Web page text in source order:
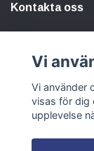
Kontakta oss
Sociala medier
Vi
Vi använder
visas för dig
upplevelse